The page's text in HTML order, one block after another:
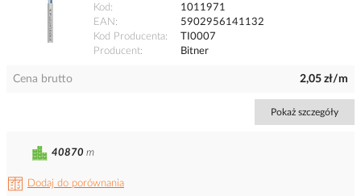
Kod
1011971
EAN
5902956141132
Kod Producenta
TI0007
Producent
Bitner
Cena brutto 2,05 zł/m
Pokaż szczegóły
Dodaj do porównania
40870 m